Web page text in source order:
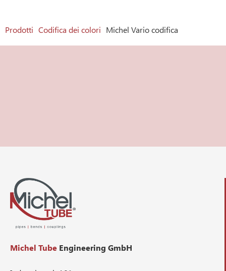
Prodotti Codifica dei colori Michel Vario codifica
Michel Tube Engineering GmbH